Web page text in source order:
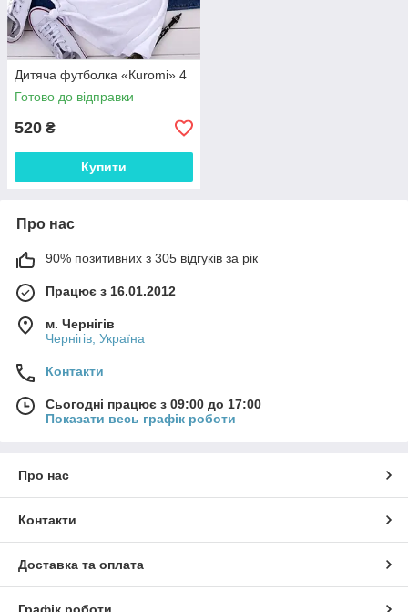
Дитяча футболка «Кuromi» 4
Готово до відправки
520 ₴
Купити
Про нас
90% позитивних з 305 відгуків за рік
Працює з 16.01.2012
м. Чернігів
Чернігів, Україна
Контакти
Сьогодні працює з 09:00 до 17:00
Показати весь графік роботи
Про нас
Контакти
Доставка та оплата